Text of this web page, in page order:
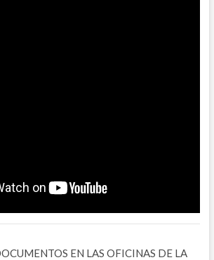
EN LAS OFICINAS DE LA